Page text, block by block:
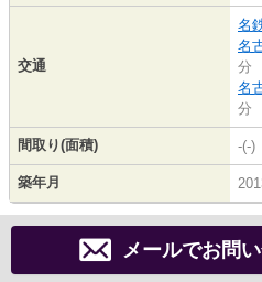
交通
名
名
分
名
分
間取り(面積) -(-)
築年月
メールでお問